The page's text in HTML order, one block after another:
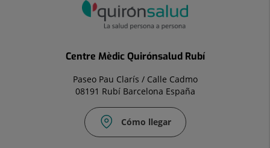
Centre Mèdic Quirónsalud Rubí
Paseo Pau Clarís / Calle Cadmo
08191 Rubí Barcelona España
Cómo llegar